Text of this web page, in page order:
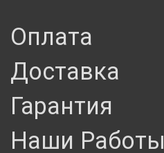
Оплата
Доставка
Гарантия
Наши Работы